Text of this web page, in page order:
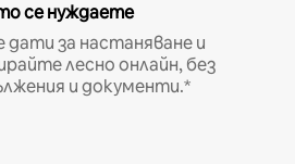
се нуждаете
за настаняване и
лесно онлайн, без
и документи.*